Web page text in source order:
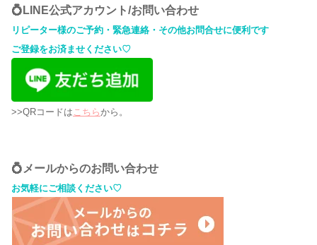
💍LINE公式アカウント/お問い合わせ
リピーター様のご予約・緊急連絡・その他お問合せに便利です
ご登録をお済ませください♡
>>QRコードはこちらから。
💍メールからのお問い合わせ
お気軽にご相談ください♡